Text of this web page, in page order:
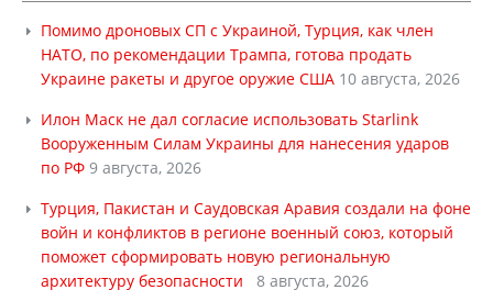
Помимо дроновых СП с Украиной, Турция, как член
НАТО, по рекомендации Трампа, готова продать
Украине ракеты и другое оружие США 10 августа, 2026
Илон Маск не дал согласие использовать Starlink
Вооруженным Силам Украины для нанесения ударов
по РФ 9 августа, 2026
Турция, Пакистан и Саудовская Аравия создали на фоне
войн и конфликтов в регионе военный союз, который
поможет сформировать новую региональную
архитектуру безопасности
8 августа, 2026